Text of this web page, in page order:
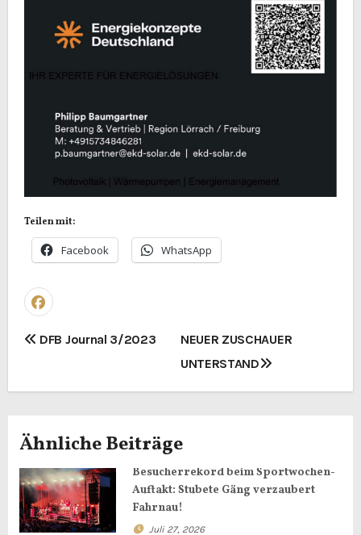
Teilen mit:
Facebook WhatsApp
B
t
r
a
DFB Journal 3/2023
NEUER ZUSCHAUER
UNTERSTAND
Ähnliche Beiträge
Besucherrekord beim Sportwochen-
Auftakt: Stubete Gäng verzaubert
Fahrnau!
Juli 27, 2026